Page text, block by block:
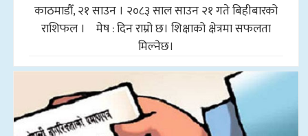
काठमाडौँ, २१ साउन । २०८३ साल साउन २१ गते बिहीबारको
राशिफल । मेष : दिन राम्रो छ। शिक्षाको क्षेत्रमा सफलता
मिल्नेछ।